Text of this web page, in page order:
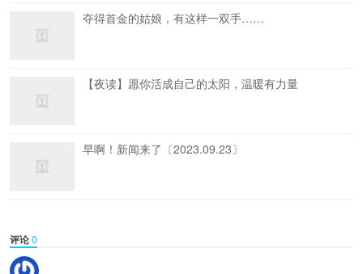
夺得首金的姑娘，有这样一双手……
【夜读】愿你活成自己的太阳，温暖有力量
早啊！新闻来了〔2023.09.23〕
评论0